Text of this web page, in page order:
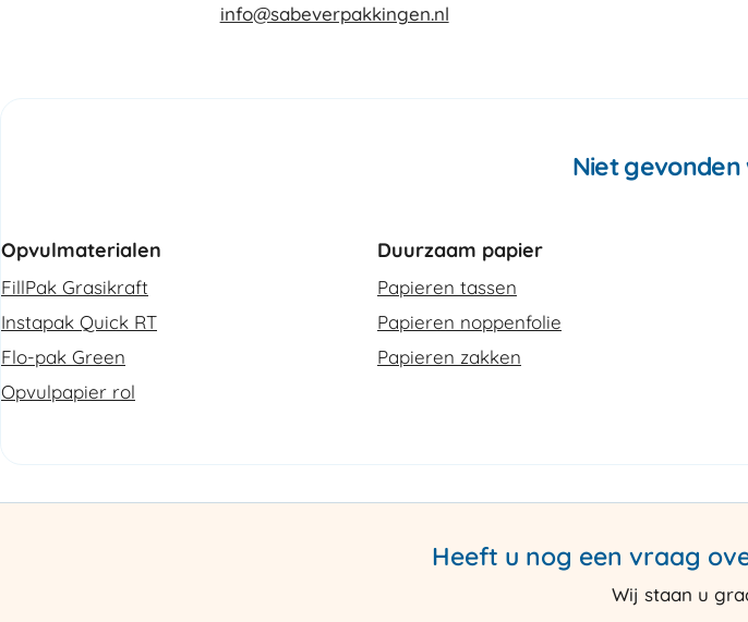
info@sabeverpakkingen.nl
Niet gevonden
Opvulmaterialen
FillPak Grasikraft
Instapak Quick RT
Flo-pak Green
Opvulpapier rol
Duurzaam papier
Papieren tassen
Papieren noppenfolie
Papieren zakken
Heeft u nog een vraag
Wij staan u